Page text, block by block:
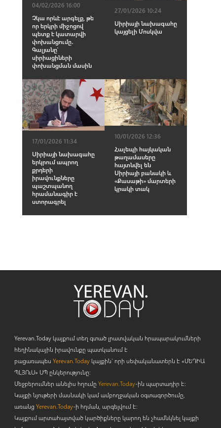
04/02/2026 16:00
Չկա որևէ արգելք, թե
որ երկրի միջոցով
պետք է կատարվի
փոխանցումը․
Գալյանը՝
սիրիացիների
փոխանցման մասին
27/01/2026 10:24
Սիրիայի նախագահը
կայցելի Մոսկվա
17/01/2026 11:34
Սիրիայի նախագահը
երկրում ապրող
քրդերի
իրավունքները
պաշտպանող
հրամանագիր է
ստորագրել
10/01/2026 12:36
Հալեպի հայկական
թաղամասերը
հայտնվել են
Սիրիայի բանակի և
«Քասաթի» մարտերի
կրակի տակ
Yerevan.Today կայքում տեղ գտած լրատվական հրապարակումների
հեղինակային իրավունքը պատկանում է
բացառապես Yerevan.Todayկայքին` որի սեփականատերն է «ՄԵԴԻԱ
ՊԼՅՈւՍ» ՍՊ ընկերությունը։
Մեջբերումներ անելիս հղումը Yerevan.Today-ին պարտադիր է:
Կայքի նյութերի մասնակի կամ ամբողջական օգտագործումը,
առանց Yerevan.Today-ի հղման, արգելվում է:
Կայքում արտահայտված կարծիքները կարող են չհամնկնել կայքի